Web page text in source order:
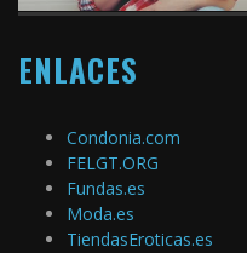
ENLACES
Condonia.com
FELGT.ORG
Fundas.es
Moda.es
TiendasEroticas.es